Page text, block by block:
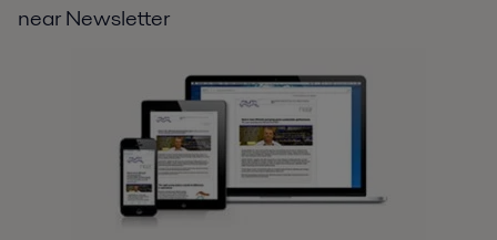
near Newsletter